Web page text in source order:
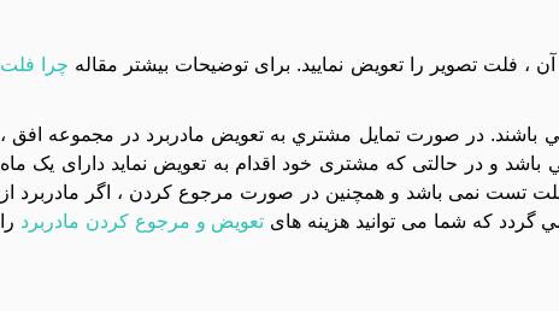
، فلت تصویر را تعویض نمایید. برای توضیحات بیشتر مقاله چرا فلت
در مجموعه تست تصوير شده و داراي 1ماه گارانتي مي باشند. در صورت تمايل مشتري به تعويض مادربرد در مجموعه افق ،
شود و تعويض آن داراي هزينه و 1 ماه گارانتي مي باشد و در حالتی که مشتری خود اقدام به تعویض نماید دارای یک ماه
تست نمی باشد و همچنین در صورت مرجوع کردن ، اگر مادربرد از
که شما می توانید هزینه های تعویض و مرجوع کردن مادربرد را